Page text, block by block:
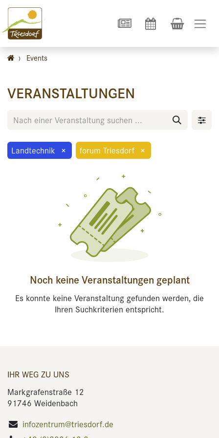
› Events
VERANSTALTUNGEN
Landtechnik × forum Triesdorf ×
Noch keine Veranstaltungen geplant
Es konnte keine Veranstaltung gefunden werden, die
Ihren Suchkriterien entspricht.
IHR WEG ZU UNS
Markgrafenstraße 12
91746 Weidenbach
infozentrum@triesdorf.de